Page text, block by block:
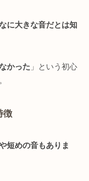
に大きな音だとは知
かった 」という初心
徴
短めの音もありま